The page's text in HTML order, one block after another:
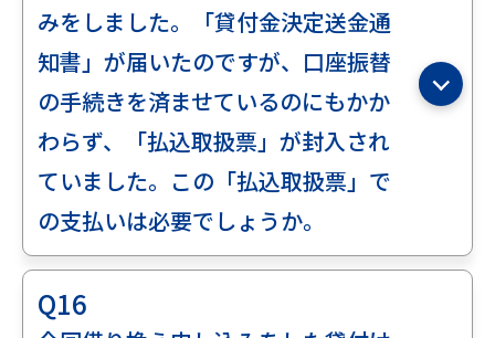
みをしました。「貸付金決定送金通
知書」が届いたのですが、口座振替
の手続きを済ませているのにもかか
わらず、「払込取扱票」が封入され
ていました。この「払込取扱票」で
の支払いは必要でしょうか。
Q16